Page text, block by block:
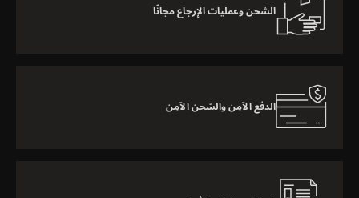
الشحن وعمليات الإرجاع مجانًا
الدفع الآمِن والشحن الآمِن